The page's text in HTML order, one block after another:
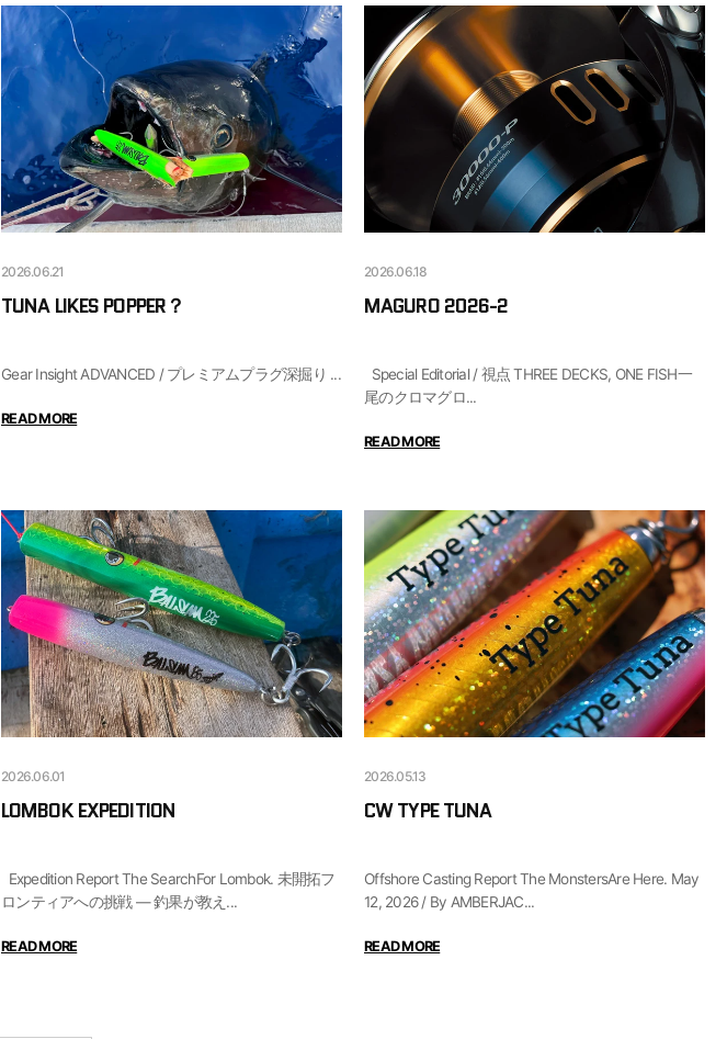
2026.06.21
TUNA LIKES POPPER？
Gear Insight ADVANCED / プレミアムプラグ深掘り ...
READ MORE
2026.06.18
MAGURO 2026-2
尾のクロマグロ...
READ MORE
2026.06.01
LOMBOK EXPEDITION
ロンティアへの挑戦 ― 釣果が教え...
READ MORE
2026.05.13
CW TYPE TUNA
Offshore Casting Report The MonstersAre Here. May
12, 2026 / By AMBERJAC...
READ MORE